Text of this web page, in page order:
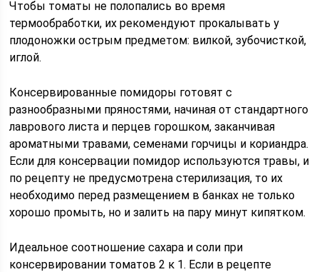
Чтобы томаты не полопались во время
термообработки, их рекомендуют прокалывать у
плодоножки острым предметом: вилкой, зубочисткой,
иглой.
Консервированные помидоры готовят с
разнообразными пряностями, начиная от стандартного
лаврового листа и перцев горошком, заканчивая
ароматными травами, семенами горчицы и кориандра.
Если для консервации помидор используются травы, и
по рецепту не предусмотрена стерилизация, то их
необходимо перед размещением в банках не только
хорошо промыть, но и залить на пару минут кипятком.
Идеальное соотношение сахара и соли при
консервировании томатов 2 к 1. Если в рецепте